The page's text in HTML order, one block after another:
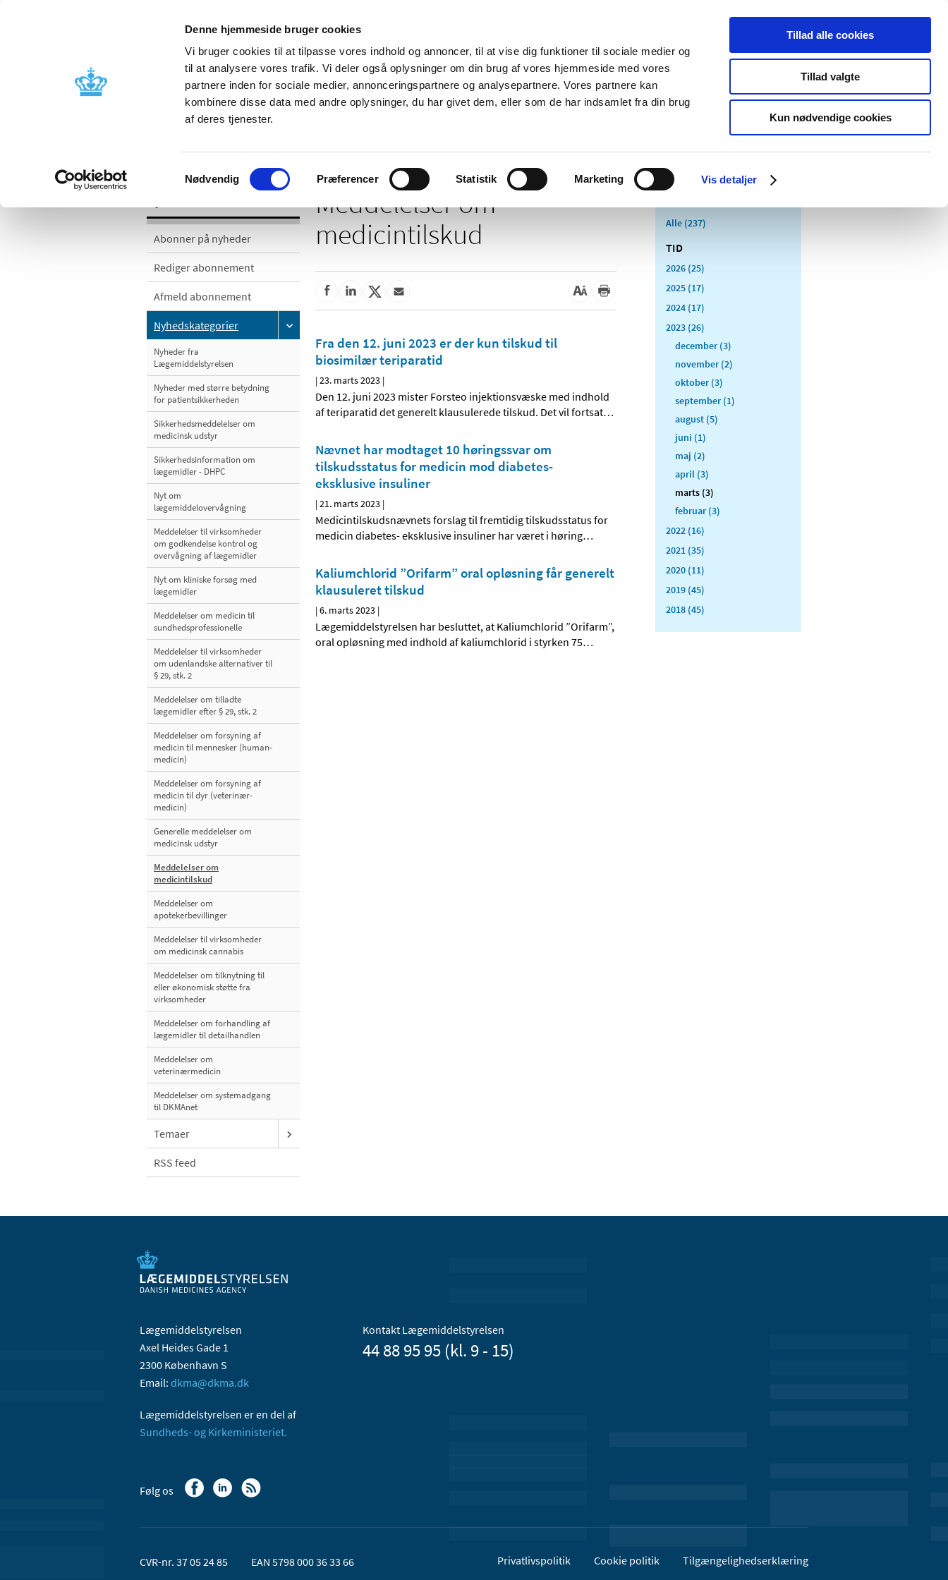
Denne hjemmeside bruger cookies
Vi bruger cookies til at tilpasse vores indhold og annoncer, til at vise dig funktioner til sociale medier og
til at analysere vores trafik. Vi deler også oplysninger om din brug af vores hjemmeside med vores
partnere inden for sociale medier, annonceringspartnere og analysepartnere. Vores partnere kan
kombinere disse data med andre oplysninger, du har givet dem, eller som de har indsamlet fra din brug
af deres tjenester.
Samtykkevalg
Nødvendig Præferencer Statistik Marketing Vis detaljer
Tillad alle cookies
Tillad valgte
Kun nødvendige cookies
Nyheder Om os Kontakt Udgivelser
Godkendelse og
Bivirkninger og
produktinformation
Tilskud og
Apoteker og salg af
Medicinsk
Særlige
produktområder
Abonner på nyheder
Rediger abonnement
Afmeld abonnement
Nyhedskategorier
Nyheder fra
Lægemiddelstyrelsen
Nyheder med større betydning
for patientsikkerheden
Sikkerhedsmeddelelser om
medicinsk udstyr
Sikkerhedsinformation om
lægemidler - DHPC
Nyt om
lægemiddelovervågning
Meddelelser til virksomheder
om godkendelse kontrol og
overvågning af lægemidler
Nyt om kliniske forsøg med
lægemidler
Meddelelser om medicin til
sundhedsprofessionelle
Meddelelser til virksomheder
om udenlandske alternativer til
§ 29, stk. 2
Meddelelser om tilladte
lægemidler efter § 29, stk. 2
Meddelelser om forsyning af
medicin til mennesker (human-
medicin)
Meddelelser om forsyning af
medicin til dyr (veterinær-
medicin)
Generelle meddelelser om
medicinsk udstyr
Meddelelser om
medicintilskud
Meddelelser om
apotekerbevillinger
Meddelelser til virksomheder
om medicinsk cannabis
Meddelelser om tilknytning til
eller økonomisk støtte fra
virksomheder
Meddelelser om forhandling af
lægemidler til detailhandlen
Meddelelser om
veterinærmedicin
Meddelelser om systemadgang
til DKMAnet
Temaer
RSS feed
Meddelelser om
medicintilskud
Fra den 12. juni 2023 er der kun tilskud til
biosimilær teriparatid
|23. marts 2023 |
Den 12. juni 2023 mister Forsteo injektionsvæske med indhold
af teriparatid det generelt klausulerede tilskud. Det vil fortsat…
Nævnet har modtaget 10 høringssvar om
tilskudsstatus for medicin mod diabetes-
eksklusive insuliner
|21. marts 2023 |
Medicintilskudsnævnets forslag til fremtidig tilskudsstatus for
medicin diabetes- eksklusive insuliner har været i høring…
Kaliumchlorid ”Orifarm” oral opløsning får generelt
klausuleret tilskud
|6. marts 2023 |
Lægemiddelstyrelsen har besluttet, at Kaliumchlorid ”Orifarm”,
oral opløsning med indhold af kaliumchlorid i styrken 75…
Alle (237)
TID
2026 (25)
2025 (17)
2024 (17)
2023 (26)
december (3)
november (2)
oktober (3)
september (1)
august (5)
juni (1)
maj (2)
april (3)
marts (3)
februar (3)
2022 (16)
2021 (35)
2020 (11)
2019 (45)
2018 (45)
Lægemiddelstyrelsen
Axel Heides Gade 1
2300 København S
Email: dkma@dkma.dk
Lægemiddelstyrelsen er en del af
Sundheds- og Kirkeministeriet.
Kontakt Lægemiddelstyrelsen
44 88 95 95 (kl. 9 - 15)
Følg os
CVR-nr. 37 05 24 85 EAN 5798 000 36 33 66 Privatlivspolitik Cookie politik Tilgængelighedserklæring